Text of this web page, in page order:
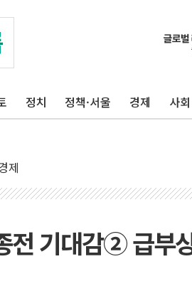
정치 정책·서울 경제 사회
제
전 기대감② 급부